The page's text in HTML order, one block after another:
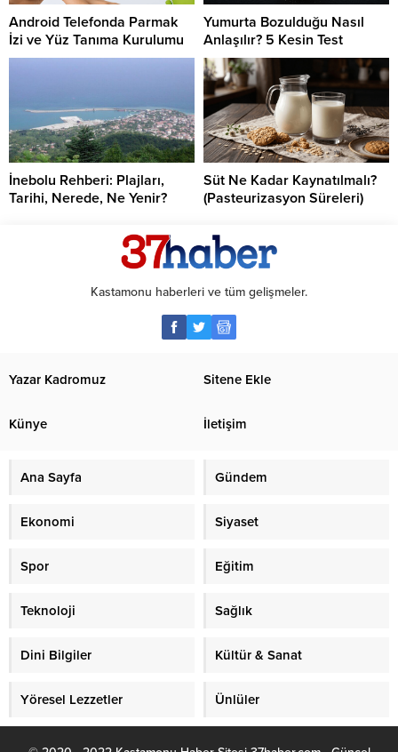
Android Telefonda Parmak
İzi ve Yüz Tanıma Kurulumu
Yumurta Bozulduğu Nasıl
Anlaşılır? 5 Kesin Test
İnebolu Rehberi: Plajları,
Tarihi, Nerede, Ne Yenir?
Süt Ne Kadar Kaynatılmalı?
(Pasteurizasyon Süreleri)
Kastamonu haberleri ve tüm gelişmeler.
Yazar Kadromuz Sitene Ekle
Künye İletişim
Ana Sayfa Gündem
Ekonomi Siyaset
Spor Eğitim
Teknoloji Sağlık
Dini Bilgiler Kültür & Sanat
Yöresel Lezzetler Ünlüler